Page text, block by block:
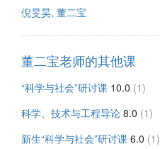
倪旻昊, 董二宝
董二宝老师的其他课
“科学与社会”研讨课 10.0 (1)
科学、技术与工程导论 8.0 (1)
新生“科学与社会”研讨课 6.0 (1)